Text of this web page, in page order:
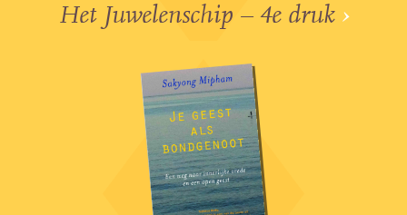
Het Juwelenschip – 4e druk ›